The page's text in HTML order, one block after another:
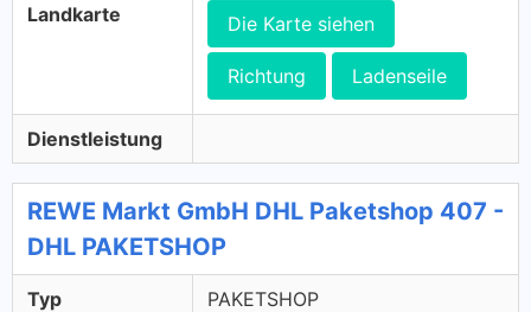
Landkarte Die Karte siehen
Richtung Ladenseile
Dienstleistung
REWE Markt GmbH DHL Paketshop 407 -
DHL PAKETSHOP
Typ PAKETSHOP